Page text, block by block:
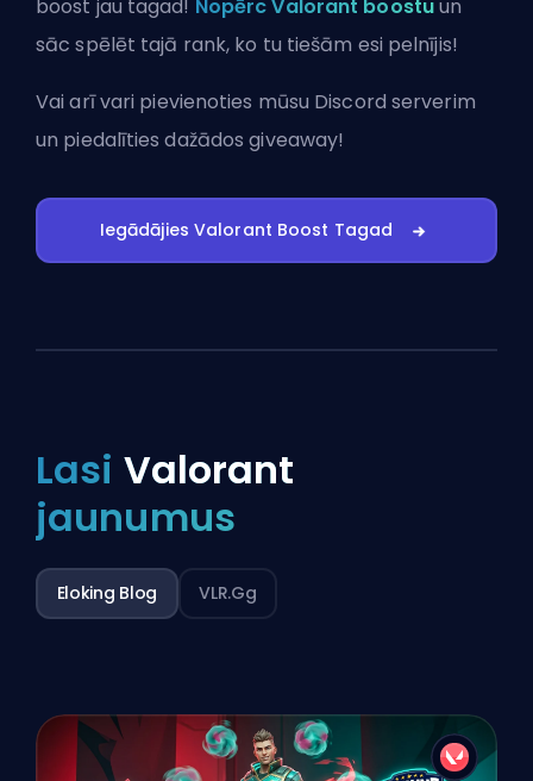
boost jau tagad! Nopērc Valorant boostuun
sāc spēlēt tajā rank, ko tu tiešām esi pelnījis!
Vai arī vari pievienoties mūsu Discord serverim
un piedalīties dažādos giveaway!
Iegādājies Valorant Boost Tagad
Lasi Valorant
jaunumus
Eloking Blog VLR.gg